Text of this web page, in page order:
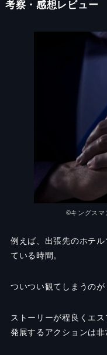
考察・感想レビュー
©︎キングスマ
例えば、出張先のホテ
ている時間。
ついつい観てしまうのが
ストーリーが程良くエ
発展するアクションは非